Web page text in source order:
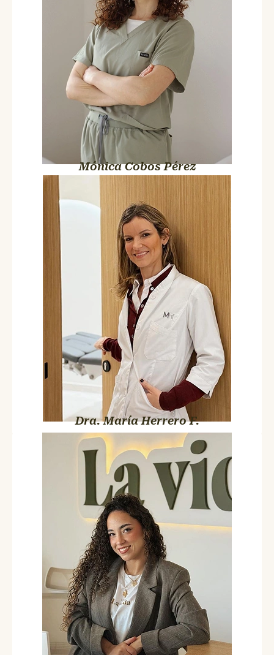
Mónica Cobos Pérez
mejor: te lo cuenta con una energía que te alegra el día.
Dra. María Herrero F.
Dra. María Herrero Fernández
Médico Estético y Cirujana
Maxilofacial
Colegiada nº 282862845
Doctora con mayúsculas. Viene a LA VIDA con el mismo
objetivo de siempre: que cada persona salga siendo la mejor
versión de sí misma. Sin exageraciones, sin prometer lo que no
es posible. Solo criterio médico y manos expertas.
Ana Rodríguez Bazán
Community Manager y Gerente
Sin colegiado pero imprescindible. Llegó para poner orden en
la recepción y acabó ordenando La VIDA. Hoy es la gerente del
centro, la voz de la clínica en redes y la persona que hace que
Bego pueda dormir tranquila por las noches. Todo pasa por
Ana.